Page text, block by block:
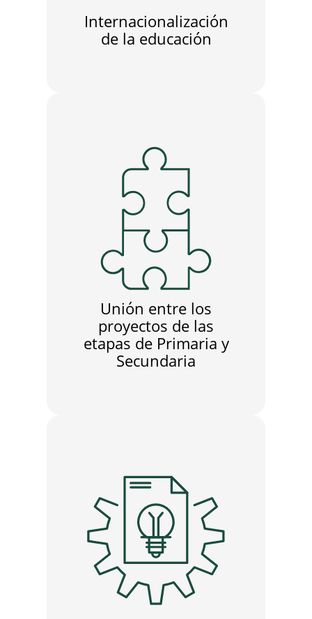
Internacionalización
de la educación
Unión entre los
proyectos de las
etapas de Primaria y
Secundaria